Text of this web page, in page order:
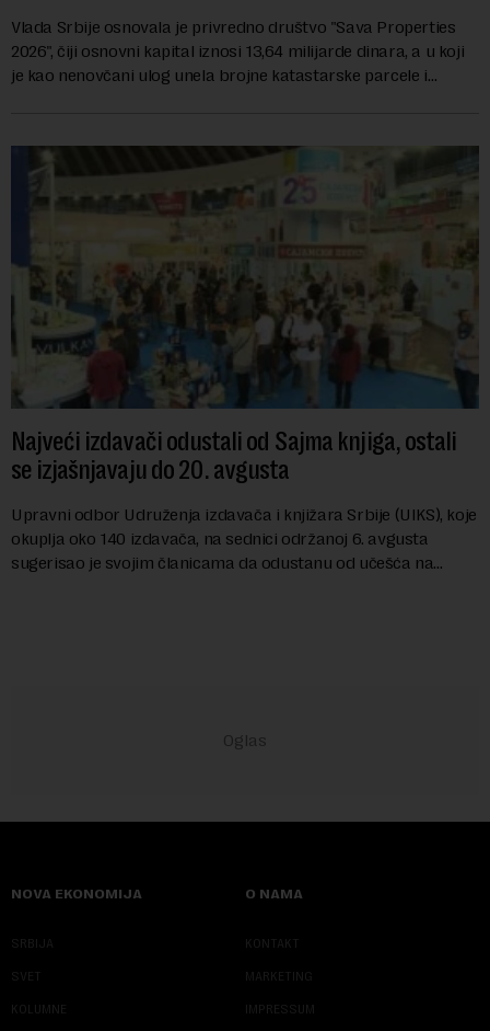
Vlada Srbije osnovala je privredno društvo "Sava Properties
2026", čiji osnovni kapital iznosi 13,64 milijarde dinara, a u koji
je kao nenovčani ulog unela brojne katastarske parcele i
Najveći izdavači odustali od Sajma knjiga, ostali
se izjašnjavaju do 20. avgusta
Upravni odbor Udruženja izdavača i knjižara Srbije (UIKS), koje
okuplja oko 140 izdavača, na sednici održanoj 6. avgusta
sugerisao je svojim članicama da odustanu od učešća na
NOVA EKONOMIJA
SRBIJA
SVET
KOLUMNE
O NAMA
KONTAKT
MARKETING
IMPRESSUM